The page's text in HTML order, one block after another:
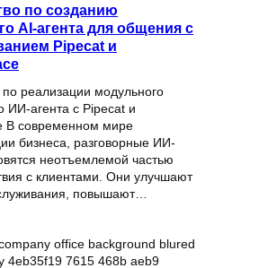
по созданию
AI-агента для общения с
Pipecat и
по реализации модульного
ИИ-агента с Pipecat и
В современном мире
бизнеса, разговорные ИИ-
неотъемлемой частью
с клиентами. Они улучшают
повышают…